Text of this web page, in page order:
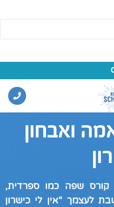
ואבחון
שפה כמו ספרדית,
לעצמך “אין לי כישרון